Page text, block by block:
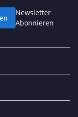
Newsletter
Abonnieren